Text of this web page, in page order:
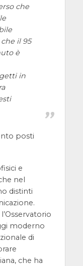
che
il 95
è
in
posti
e
nel
distinti
moderno
di
che ha